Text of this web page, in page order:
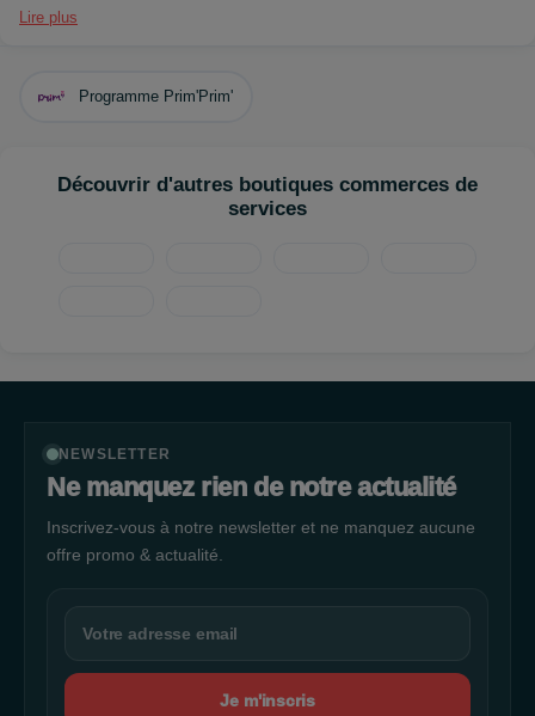
permet un entraînement connecté, encadré, sur mesure et
des résultats garantis en seulement 2 x 35 mn par semaine.
2ème étage de la Galerie Le Phare de l’Europe, entrée juste à
Lire plus
Programme Prim'Prim'
Découvrir d'autres boutiques commerces de
services
NEWSLETTER
Ne manquez rien de notre actualité
Inscrivez-vous à notre newsletter et ne manquez aucune
offre promo & actualité.
Je m'inscris